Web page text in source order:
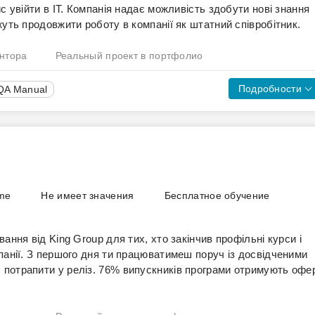
Lakehouse Federation та реалізовувати Change
Zero-Bus Streaming для високопродуктивної обробки
Generation (RAG) та використовувати інструменти AI-
пройти співбесіду та долучитися до команди ЕРАМ,
етап відкривається після проходження попереднього.
calls, weekly work planning;
в ІТ. Компанія надає можливість здобути нові знання
продовжити роботу в компанії як штатний співробітник.
Реальный проект в портфолио
Manual Подробности
Не имеет значения
Бесплатное обучение
від King Group для тих, хто закінчив профільні курси і
З першого дня ти працюватимеш поруч із досвідченими
у реліз. 76% випускників програми отримують